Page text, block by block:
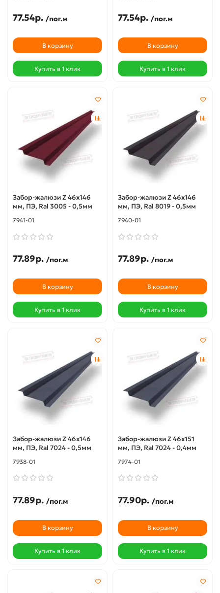
77.54р. /пог.м
В корзину
Купить в 1 клик
77.54р. /пог.м
В корзину
Купить в 1 клик
Забор-жалюзи Z 46х146
мм, ПЭ, Ral 3005 - 0,5мм
7941-01
77.89р. /пог.м
В корзину
Купить в 1 клик
Забор-жалюзи Z 46х146
мм, ПЭ, Ral 8019 - 0,5мм
7940-01
77.89р. /пог.м
В корзину
Купить в 1 клик
Забор-жалюзи Z 46х146
мм, ПЭ, Ral 7024 - 0,5мм
7938-01
77.89р. /пог.м
В корзину
Купить в 1 клик
Забор-жалюзи Z 46х151
мм, ПЭ, Ral 7024 - 0,4мм
7974-01
77.90р. /пог.м
В корзину
Купить в 1 клик